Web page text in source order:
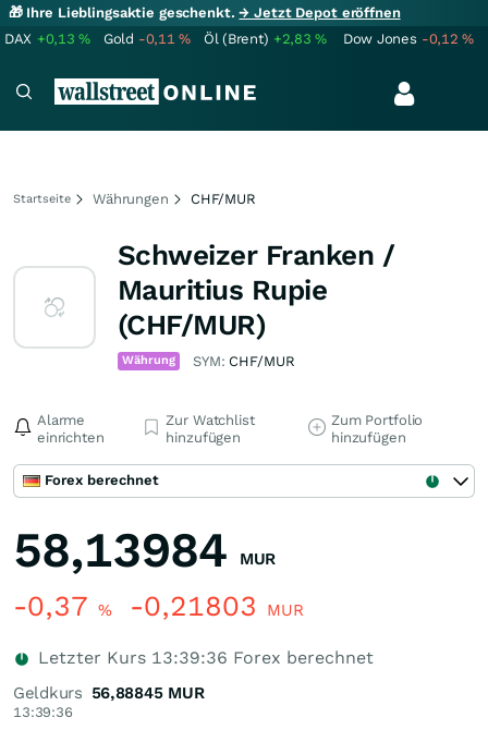
🎁 Ihre Lieblingsaktie geschenkt.→ Jetzt Depot eröffnen
DAX +0,13% Gold -0,11% Öl (Brent) +2,83% Dow Jones -0,12%
Startseite Währungen CHF/MUR
Schweizer Franken /
Mauritius Rupie
(CHF/MUR)
Währung SYM: CHF/MUR
Alarme
einrichten
Zur Watchlist
hinzufügen
Zum Portfolio
hinzufügen
Forex berechnet
58,13984 MUR
-0,37 % -0,21803 MUR
Letzter Kurs 13:39:36 Forex berechnet
Geldkurs
13:39:36
56,88845 MUR